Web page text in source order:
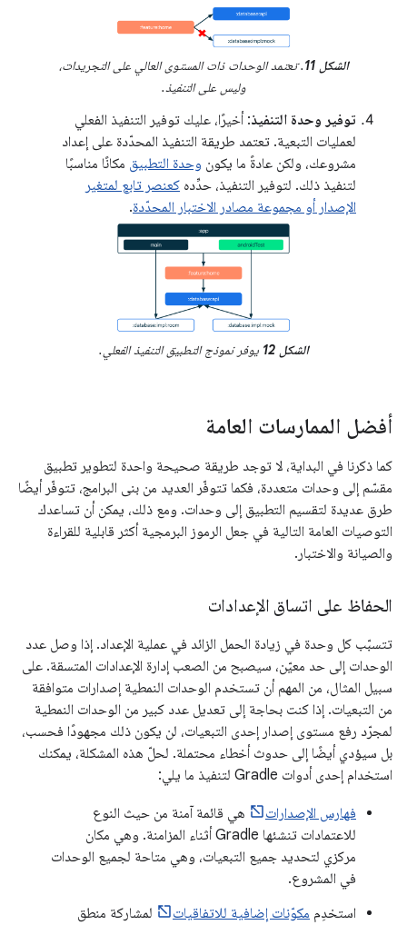
الشكل 11
. تعتمد الوحدات ذات المستوى العالي على التجريدات،
وليس على التنفيذ.
توفير وحدة التنفيذ: أخيرًا، عليك توفير التنفيذ الفعلي
لعمليات التبعية. تعتمد طريقة التنفيذ المحدّدة على إعداد
مشروعك، ولكن عادةً ما يكون وحدة التطبيق مكانًا مناسبًا
لتنفيذ ذلك. لتوفير التنفيذ، حدِّده كعنصر تابع لمتغير
الإصدار أو مجموعة مصادر الاختبار المحدّدة.
الشكل 12 يوفر نموذج التطبيق التنفيذ الفعلي.
أفضل الممارسات العامة
كما ذكرنا في البداية، لا توجد طريقة صحيحة واحدة لتطوير تطبيق
مقسّم إلى وحدات متعددة، فكما تتوفّر العديد من بنى البرامج، تتوفّر أيضًا
طرق عديدة لتقسيم التطبيق إلى وحدات. ومع ذلك، يمكن أن تساعدك
التوصيات العامة التالية في جعل الرموز البرمجية أكثر قابلية للقراءة
والصيانة والاختبار.
الحفاظ على اتساق الإعدادات
تتسبّب كل وحدة في زيادة الحمل الزائد في عملية الإعداد. إذا وصل عدد
الوحدات إلى حد معيّن، سيصبح من الصعب إدارة الإعدادات المتسقة. على
سبيل المثال، من المهم أن تستخدم الوحدات النمطية إصدارات متوافقة
من التبعيات. إذا كنت بحاجة إلى تعديل عدد كبير من الوحدات النمطية
لمجرّد رفع مستوى إصدار إحدى التبعيات، لن يكون ذلك مجهودًا فحسب،
بل سيؤدي أيضًا إلى حدوث أخطاء محتملة. لحلّ هذه المشكلة، يمكنك
استخدام إحدى أدوات Gradle لتنفيذ ما يلي:
فهارس الإصدارات
هي قائمة آمنة من حيث النوع
للاعتمادات تنشئها Gradle أثناء المزامنة. وهي مكان
مركزي لتحديد جميع التبعيات، وهي متاحة لجميع الوحدات
في المشروع.
استخدِم مكوّنات إضافية للاتفاقيات
لمشاركة منطق